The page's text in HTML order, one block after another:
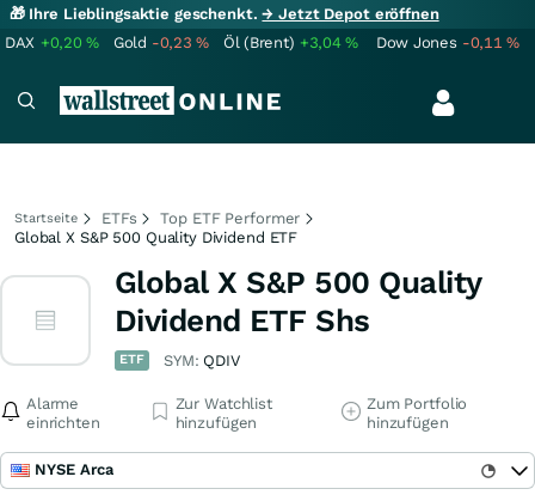
🎁 Ihre Lieblingsaktie geschenkt.→ Jetzt Depot eröffnen
DAX +0,20% Gold -0,23% Öl (Brent) +3,04% Dow Jones -0,11%
Startseite ETFs
Top ETF Performer
Global X S&P 500 Quality Dividend ETF
Global X S&P 500 Quality
Dividend ETF Shs
ETF SYM: QDIV
Alarme
einrichten
Zur Watchlist
hinzufügen
Zum Portfolio
hinzufügen
NYSE Arca